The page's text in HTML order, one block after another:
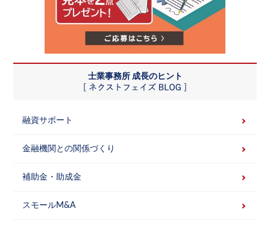
士業事務所 成長のヒント
融資サポート
金融機関との関係づくり
補助金・助成金
スモールM&A